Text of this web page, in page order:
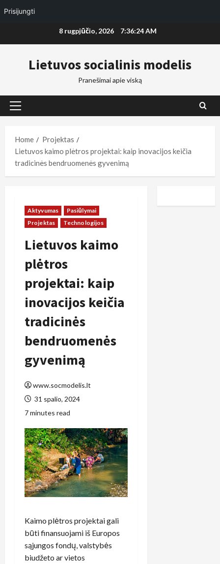
Prisijungti
8 rugpjūčio, 2026 7:36:25 AM
Lietuvos socialinis modelis
Pranešimai apie viską
Primary
Home
Projektas
Lietuvos kaimo plėtros projektai: kaip inovacijos keičia
tradicinės bendruomenės gyvenimą
Aktyvumas
Pasiūlymai
Projektas
Technologijos
Lietuvos kaimo
plėtros
projektai: kaip
inovacijos keičia
tradicinės
bendruomenės
gyvenimą
www.socmodelis.lt
31 spalio, 2024
7 minutes read
Kaimo plėtros projektai gali
būti finansuojami iš Europos
sąjungos fondų, valstybės
biudžeto ar vietos